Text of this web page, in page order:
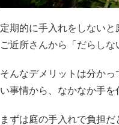
定期的に手入れをしない
ご近所さんから「だらしな
そんなデメリットは分か
い事情から、なかなか手を
まずは庭の手入れで負担